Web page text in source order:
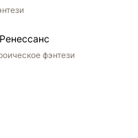
фэнтези